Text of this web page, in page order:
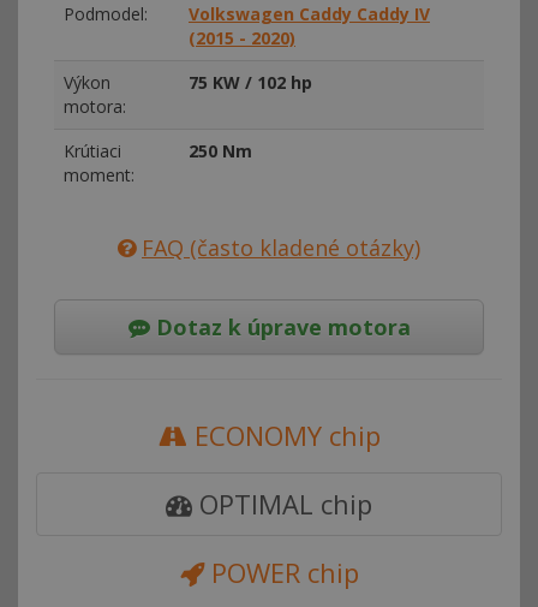
Podmodel:
Volkswagen Caddy Caddy IV
(2015 - 2020)
Výkon
motora:
75 KW / 102 hp
Krútiaci
moment:
250 Nm
FAQ (často kladené otázky)
Dotaz k úprave motora
ECONOMY chip
OPTIMAL chip
POWER chip